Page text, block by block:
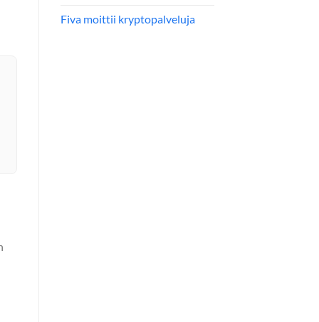
Fiva moittii kryptopalveluja